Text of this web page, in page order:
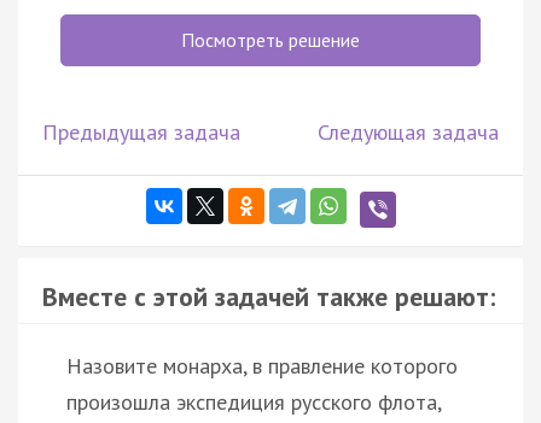
Посмотреть решение
Предыдущая задача Следующая задача
Вместе с этой задачей также решают:
Назовите монарха, в правление которого
произошла экспедиция русского флота,